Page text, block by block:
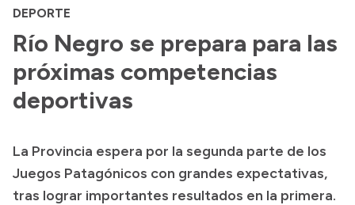
Autoridades y Organismos
Discursos en la Legislatura
Casa de Gobierno
Acerca de Río Negro
Geografía
Invertí en Río Negro
DEPORTE
Río Negro se prepara para las
próximas competencias
deportivas
La Provincia espera por la segunda parte de los
Juegos Patagónicos con grandes expectativas,
tras lograr importantes resultados en la primera.